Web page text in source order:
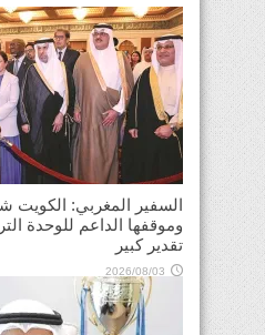
السفير المغربي: الكويت
وموقفها الداعم للوحدة
تقدير كبير
2026/08/03